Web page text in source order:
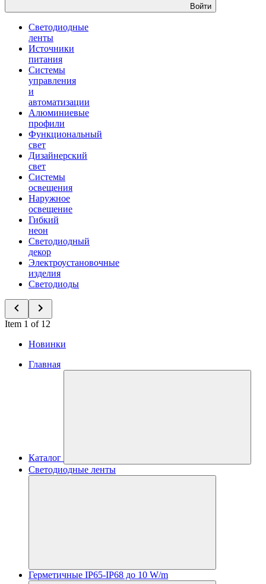
Войти
Светодиодные
ленты
Источники
питания
Системы
управления
и
автоматизации
Алюминиевые
профили
Функциональный
свет
Дизайнерский
свет
Системы
освещения
Наружное
освещение
Гибкий
неон
Светодиодный
декор
Электроустановочные
изделия
Светодиоды
Item 1 of 12
Новинки
Главная
Каталог
Светодиодные ленты
Герметичные IP65-IP68 до 10 W/m